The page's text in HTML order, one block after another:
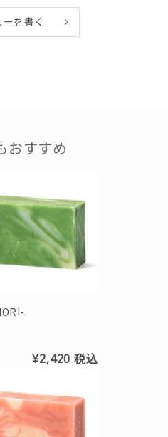
ーを書く
おすすめ
¥2,420税込